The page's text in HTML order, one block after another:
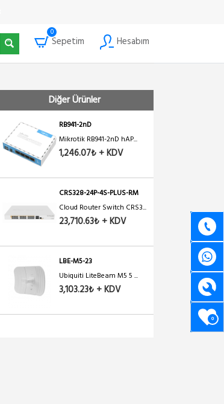
0
Sepetim Hesabım
0
Diğer Ürünler
RB941-2nD
Mikrotik RB941-2nD hAP...
1,246.07₺ + KDV
CRS328-24P-4S-PLUS-RM
Cloud Router Switch CRS3...
23,710.63₺ + KDV
LBE-M5-23
Ubiquiti LiteBeam M5 5 ...
3,103.23₺ + KDV